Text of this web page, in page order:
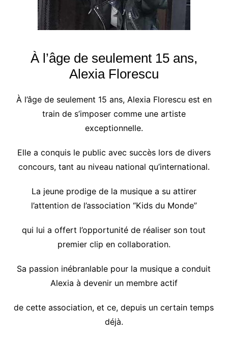
À l’âge de seulement 15 ans,
Alexia Florescu
À l’âge de seulement 15 ans, Alexia Florescu est en
train de s’imposer comme une artiste
exceptionnelle.
Elle a conquis le public avec succès lors de divers
concours, tant au niveau national qu’international.
La jeune prodige de la musique a su attirer
l’attention de l’association “Kids du Monde”
qui lui a offert l’opportunité de réaliser son tout
premier clip en collaboration.
Sa passion inébranlable pour la musique a conduit
Alexia à devenir un membre actif
de cette association, et ce, depuis un certain temps
déjà.